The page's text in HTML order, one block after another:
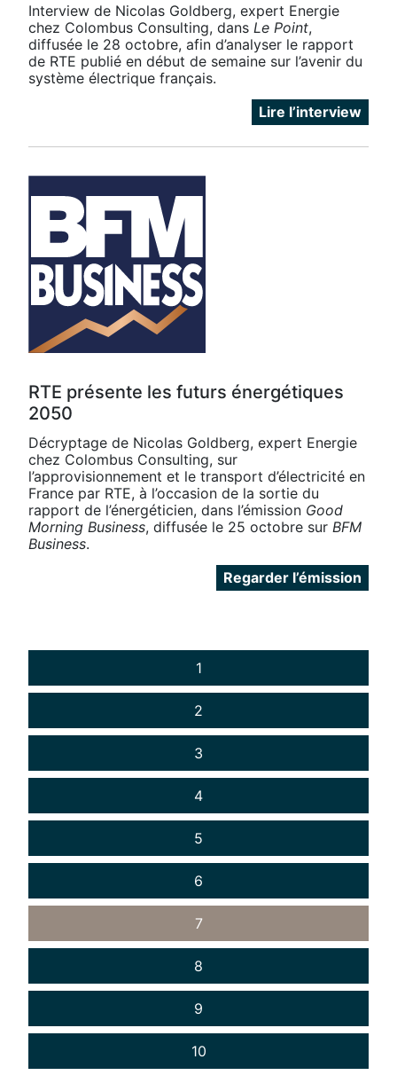
Interview de Nicolas Goldberg, expert Energie
chez Colombus Consulting, dans Le Point,
diffusée le 28 octobre, afin d’analyser le rapport
de RTE publié en début de semaine sur l’avenir du
système électrique français.
Lire l’interview
RTE présente les futurs énergétiques
2050
Décryptage de Nicolas Goldberg, expert Energie
chez Colombus Consulting, sur
l’approvisionnement et le transport d’électricité en
France par RTE, à l’occasion de la sortie du
rapport de l’énergéticien, dans l’émission Good
Morning Business, diffusée le 25 octobre sur BFM
Business.
Regarder l’émission
1
2
3
4
5
6
7
8
9
10